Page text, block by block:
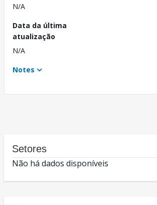
N/A
Data da última
atualização
N/A
Notes
Setores
Não há dados disponíveis